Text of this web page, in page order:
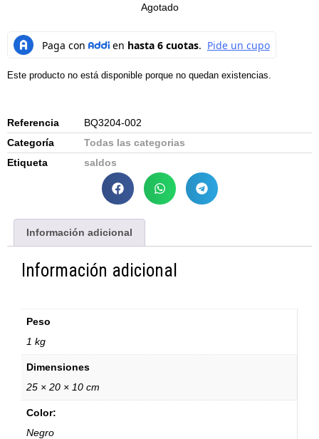
Agotado
Este producto no está disponible porque no quedan existencias.
Referencia
BQ3204-002
Categoría
Todas las categorias
Etiqueta
saldos
Información adicional
Información adicional
Peso
1 kg
Dimensiones
25 × 20 × 10 cm
Color:
Negro